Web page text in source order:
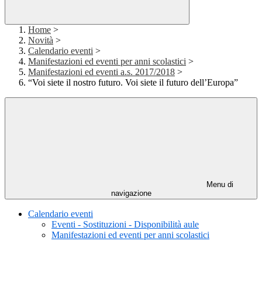
Home >
Novità >
Calendario eventi >
Manifestazioni ed eventi per anni scolastici >
Manifestazioni ed eventi a.s. 2017/2018 >
“Voi siete il nostro futuro. Voi siete il futuro dell’Europa”
Menu di
navigazione
Calendario eventi
Eventi - Sostituzioni - Disponibilità aule
Manifestazioni ed eventi per anni scolastici